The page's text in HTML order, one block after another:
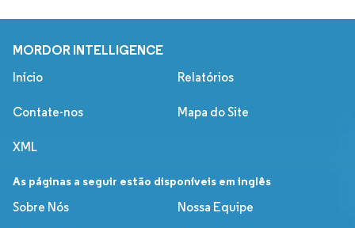
MORDOR INTELLIGENCE
Início Relatórios
Contate-nos Mapa do Site
XML
As páginas a seguir estão disponíveis em inglês
Sobre Nós
Nossa Equipe